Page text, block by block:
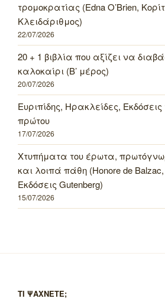
τρομοκρατίας (Edna O’Brien,
Κλειδάριθμος)
22/07/2026
20 + 1 βιβλία που αξίζει να
καλοκαίρι (Β’ μέρος)
20/07/2026
Ευριπίδης, Ηρακλείδες, Εκδόσεις
πρώτου
17/07/2026
Χτυπήματα του έρωτα,
και λοιπά πάθη (Honore de
Εκδόσεις Gutenberg)
15/07/2026
ΤΙ ΨΑΧΝΕΤΕ;